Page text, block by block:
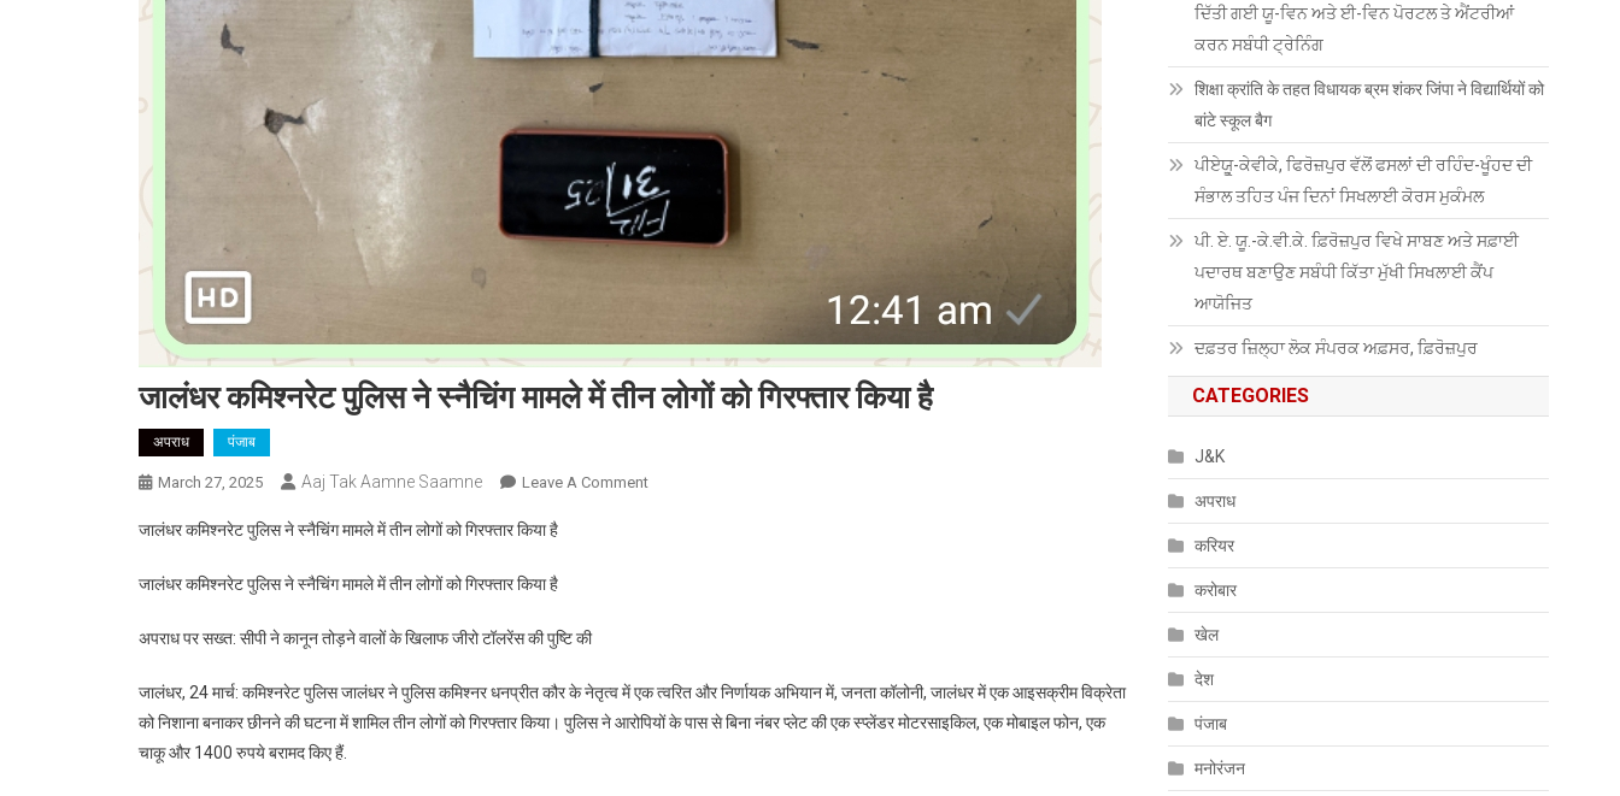
जालंधर कमिश्नरेट पुलिस ने स्नैचिंग मामले में तीन लोगों को गिरफ्तार किया है
अपराध पंजाब
March 27, 2025 Aaj Tak Aamne Saamne Leave A CommentOn
तीन
लोगों
जालंधर कमिश्नरेट पुलिस ने स्नैचिंग मामले में तीन लोगों को गिरफ्तार किया है
जालंधर कमिश्नरेट पुलिस ने स्नैचिंग मामले में तीन लोगों को गिरफ्तार किया है
अपराध पर सख्त: सीपी ने कानून तोड़ने वालों के खिलाफ जीरो टॉलरेंस की पुष्टि की
जालंधर, 24 मार्च: कमिश्नरेट पुलिस जालंधर ने पुलिस कमिश्नर धनप्रीत कौर के नेतृत्व में एक त्वरित और निर्णायक अभियान में, जनता कॉलोनी, जालंधर में एक आइसक्रीम विक्रेता
को निशाना बनाकर छीनने की घटना में शामिल तीन लोगों को गिरफ्तार किया। पुलिस ने आरोपियों के पास से बिना नंबर प्लेट की एक स्प्लेंडर मोटरसाइकिल, एक मोबाइल फोन, एक
चाकू और 1400 रुपये बरामद किए हैं.
ਦਿੱਤੀ ਗਈ ਯੂ-ਵਿਨ ਅਤੇ ਈ-ਵਿਨ ਪੋਰਟਲ ਤੇ ਐਂਟਰੀਆਂ
ਕਰਨ ਸਬੰਧੀ ਟ੍ਰੇਨਿੰਗ
शिक्षा क्रांति के तहत विधायक ब्रम शंकर जिंपा ने विद्यार्थियों को
बांटे स्कूल बैग
ਪੀਏਯੂੑ-ਕੇਵੀਕੇ, ਫਿਰੋਜ਼ਪੁਰ ਵੱਲੋਂ ਫਸਲਾਂ ਦੀ ਰਹਿੰਦ-ਖੂੰਹਦ ਦੀ
ਸੰਭਾਲ ਤਹਿਤ ਪੰਜ ਦਿਨਾਂ ਸਿਖਲਾਈ ਕੋਰਸ ਮੁਕੰਮਲ
ਪੀ. ਏ. ਯੂ.-ਕੇ.ਵੀ.ਕੇ. ਫ਼ਿਰੋਜ਼ਪੁਰ ਵਿਖੇ ਸਾਬਣ ਅਤੇ ਸਫ਼ਾਈ
ਪਦਾਰਥ ਬਣਾਉਣ ਸਬੰਧੀ ਕਿੱਤਾ ਮੁੱਖੀ ਸਿਖਲਾਈ ਕੈਂਪ
ਆਯੋਜਿਤ
ਦਫ਼ਤਰ ਜ਼ਿਲ੍ਹਾ ਲੋਕ ਸੰਪਰਕ ਅਫ਼ਸਰ, ਫ਼ਿਰੋਜ਼ਪੁਰ
CATEGORIES
J&K
अपराध
करियर
करोबार
खेल
देश
पंजाब
मनोरंजन